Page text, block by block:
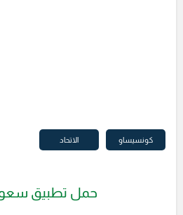
كونسيساو الاتحاد
حمل تطبيق